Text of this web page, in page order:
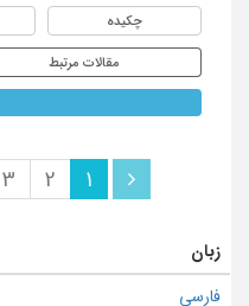
چکیده
مقالات مرتبط
1
2
3
زبان
فارسی